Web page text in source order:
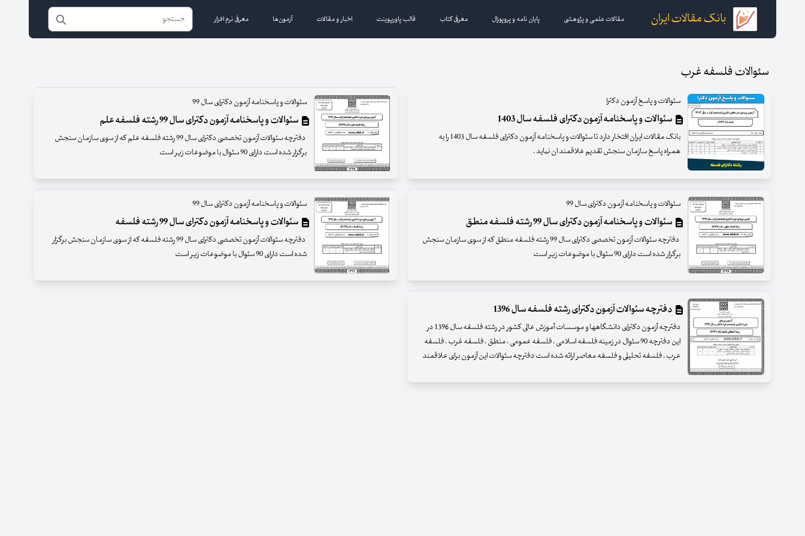
بانک مقالات ایران مقالات علمی و پژوهشی پایان نامه و پروپوزال معرفی کتاب قالب پاورپوینت اخبار و مقالات آزمون‌ها معرفی نرم افزار
سئوالات فلسفه غرب
سئوالات و پاسخ آزمون دکترا
سئوالات و پاسخنامه آزمون دکترای فلسفه سال 1403
بانک مقالات ایران افتخار دارد تا سئوالات و پاسخنامه آزمون دکترای فلسفه سال 1403 را به
همراه پاسخ سازمان سنجش تقدیم علاقمند ان نماید .
سئوالات و پاسخنامه آزمون دکترای سال 99
سئوالات و پاسخنامه آزمون دکترای سال 99 رشته فلسفه علم
دفترچه سئوالات آزمون تخصصی دکترای سال 99 رشته فلسفه علم که از سوی سازمان سنجش
برگزار شده است دارای 90 سئوال با موضوعات زیر است
سئوالات و پاسخنامه آزمون دکترای سال 99
سئوالات و پاسخنامه آزمون دکترای سال 99 رشته فلسفه منطق
دفترچه سئوالات آزمون تخصصی دکترای سال 99 رشته فلسفه منطق که از سوی سازمان سنجش
برگزار شده است دارای 90 سئوال با موضوعات زیر است
سئوالات و پاسخنامه آزمون دکترای سال 99
سئوالات و پاسخنامه آزمون دکترای سال 99 رشته فلسفه
دفترچه سئوالات آزمون تخصصی دکترای سال 99 رشته فلسفه که از سوی سازمان سنجش برگزار
شده است دارای 90 سئوال با موضوعات زیر است
دفترچه سئوالات آزمون دکترای رشته فلسفه سال 1396
دفترچه آزمون دکترای دانشگاهها و موسسات آموزش عالی کشور در رشته فلسفه سال 1396 در
این دفترچه 90 سئوال در زمینه فلسفه اسلامی ، فلسفه عمومی ، منطق ، فلسفه غرب ، فلسفه
عرب ، فلسفه تحلیلی و فلسفه معاصر ارائه شده است دفترچه سئوالات این آزمون برای علاقمند